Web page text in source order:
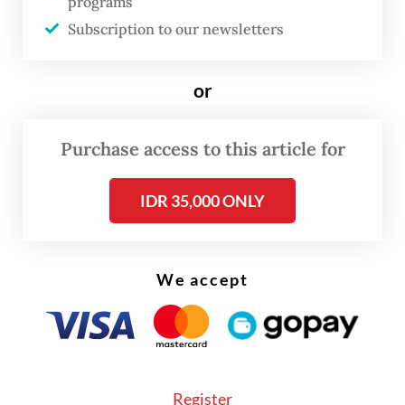
perang milik militer India dan berbagai
pertunjukan budaya.
Subscription to our newsletters
or
Purchase access to this article for
IDR 35,000 ONLY
We accept
Register